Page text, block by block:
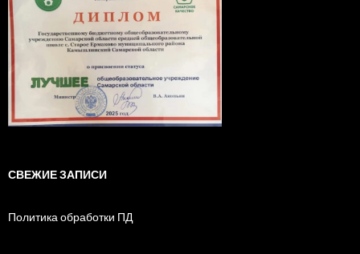
СВЕЖИЕ ЗАПИСИ
Политика обработки ПД